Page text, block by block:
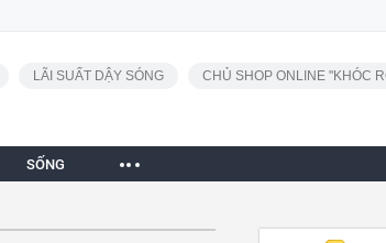
LÃI SUẤT DẬY SÓNG CHỦ SHOP ONLINE "KHÓC
SỐNG